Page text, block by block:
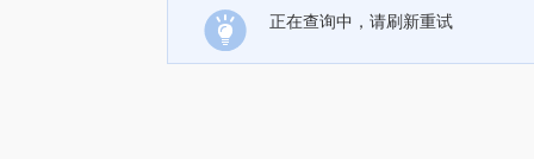
正在查询中，请刷新重试